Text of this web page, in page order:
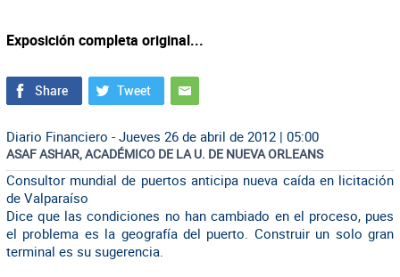
Exposición completa original...
Diario Financiero - Jueves 26 de abril de 2012 | 05:00
ASAF ASHAR, ACADÉMICO DE LA U. DE NUEVA ORLEANS
Consultor mundial de puertos anticipa nueva caída en licitación
de Valparaíso
Dice que las condiciones no han cambiado en el proceso, pues
el problema es la geografía del puerto. Construir un solo gran
terminal es su sugerencia.